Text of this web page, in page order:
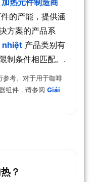
的产能，提供涵
方案的产品系
nhiệt 产品类别有
制条件相匹配。.
参考。对于用于咖啡
组件，请参阅 Giải
？